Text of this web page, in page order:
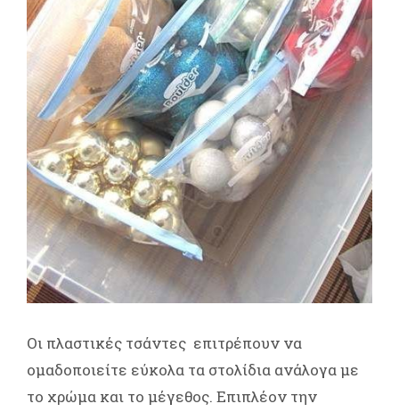
Οι πλαστικές τσάντες επιτρέπουν να
ομαδοποιείτε εύκολα τα στολίδια ανάλογα με
το χρώμα και το μέγεθος. Επιπλέον την